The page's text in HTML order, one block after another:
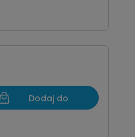
Dodaj do